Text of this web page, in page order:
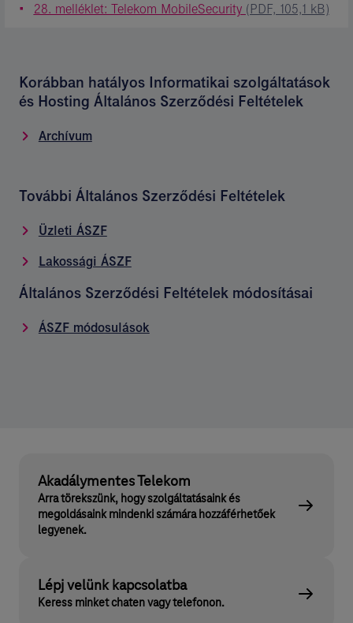
28. melléklet: Telekom MobileSecurity (PDF, 105,1 kB)
Korábban hatályos Informatikai szolgáltatások
és Hosting Általános Szerződési Feltételek
Archívum
További Általános Szerződési Feltételek
Üzleti ÁSZF
Lakossági ÁSZF
Általános Szerződési Feltételek módosításai
ÁSZF módosulások
Akadálymentes Telekom
Arra törekszünk, hogy szolgáltatásaink és
megoldásaink mindenki számára hozzáférhetőek
legyenek.
Lépj velünk kapcsolatba
Keress minket chaten vagy telefonon.